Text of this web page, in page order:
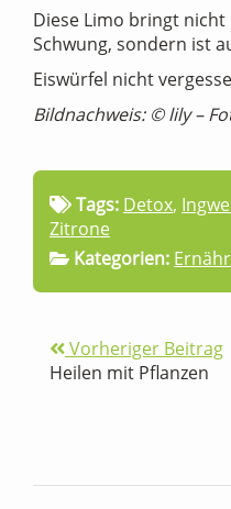
Diese Limo bringt
Schwung, sondern ist
Eiswürfel nicht
Bildnachweis: © lily –
Tags: Detox,
Zitrone
Kategorien:
Vorheriger Beitrag
Heilen mit Pflanzen